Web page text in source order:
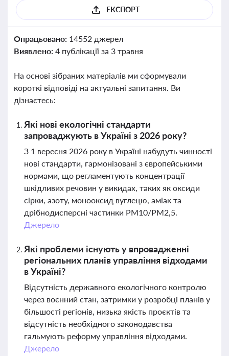
ЕКСПОРТ
Опрацьовано: 14552 джерел
Виявлено: 4 публікації за 3 травня
На основі зібраних матеріалів ми сформували
короткі відповіді на актуальні запитання. Ви
дізнаєтесь:
Які нові екологічні стандарти
запроваджують в Україні з 2026 року?
З 1 вересня 2026 року в Україні набудуть чинності
нові стандарти, гармонізовані з європейськими
нормами, що регламентують концентрації
шкідливих речовин у викидах, таких як оксиди
сірки, азоту, монооксид вуглецю, аміак та
дрібнодисперсні частинки PM10/PM2,5.
Джерело
Які проблеми існують у впровадженні
регіональних планів управління відходами
в Україні?
Відсутність державного екологічного контролю
через воєнний стан, затримки у розробці планів у
більшості регіонів, низька якість проєктів та
відсутність необхідного законодавства
гальмують реформу управління відходами.
Джерело